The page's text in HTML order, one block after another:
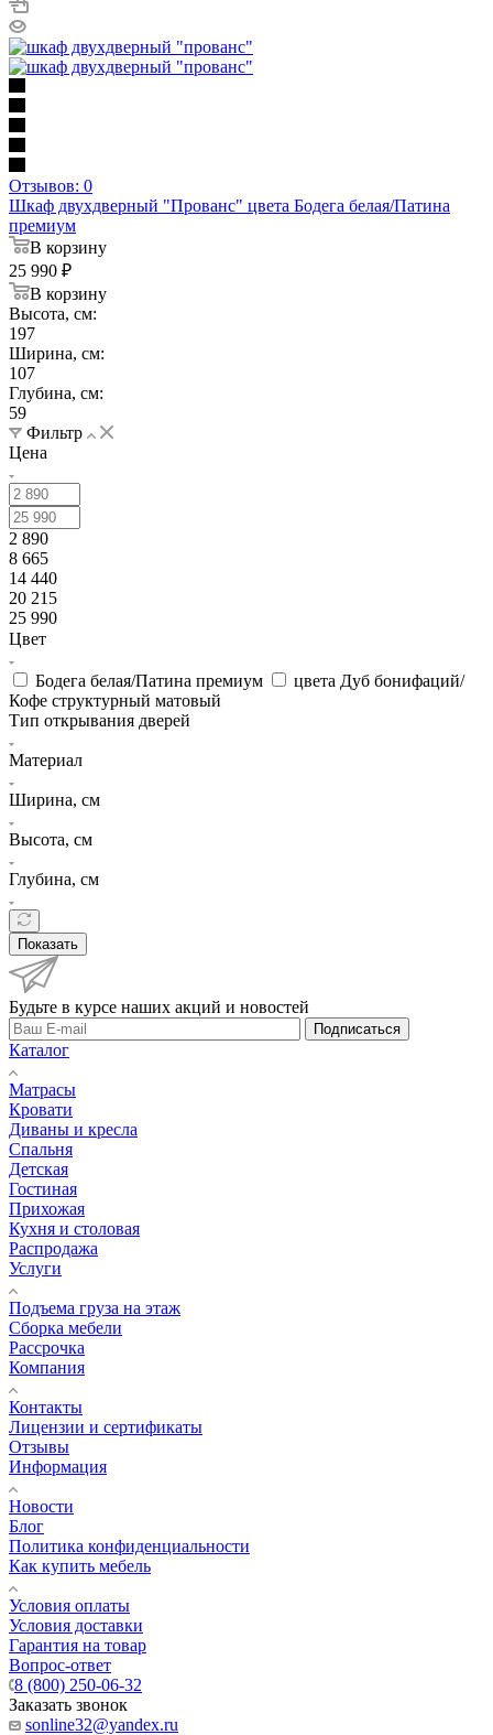
Отзывов: 0
Шкаф двухдверный "Прованс" цвета Бодега белая/Патина
премиум
В корзину
25 990 ₽
В корзину
Высота, см:
197
Ширина, см:
107
Глубина, см:
59
Фильтр
Цена
2 890
8 665
14 440
20 215
25 990
Цвет
Бодега белая/Патина премиум
цвета Дуб бонифаций/
Кофе структурный матовый
Тип открывания дверей
Материал
Ширина, см
Высота, см
Глубина, см
Показать
Будьте в курсе наших акций и новостей
Подписаться
Каталог
Матрасы
Кровати
Диваны и кресла
Спальня
Детская
Гостиная
Прихожая
Кухня и столовая
Распродажа
Услуги
Подъема груза на этаж
Сборка мебели
Рассрочка
Компания
Контакты
Лицензии и сертификаты
Отзывы
Информация
Новости
Блог
Политика конфиденциальности
Как купить мебель
Условия оплаты
Условия доставки
Гарантия на товар
Вопрос-ответ
8 (800) 250-06-32
Заказать звонок
sonline32@yandex.ru